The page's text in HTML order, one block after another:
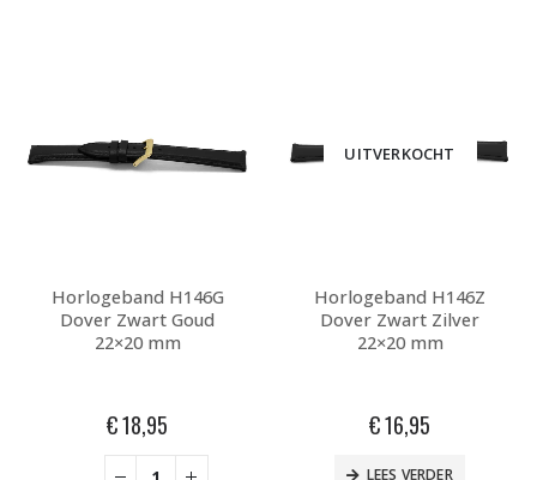
Horlogeband H146G
Dover Zwart Goud
22×20 mm
€18,95
UITVERKOCHT
Horlogeband H146Z
Dover Zwart Zilver
22×20 mm
€16,95
LEES VERDER